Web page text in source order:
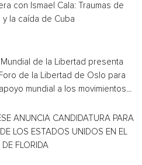
con Ismael Cala: Traumas de
y la caída de Cuba
de la Libertad presenta
de la Libertad de Oslo para
mundial a los movimientos...
ANUNCIA CANDIDATURA PARA
LOS ESTADOS UNIDOS EN EL
FLORIDA